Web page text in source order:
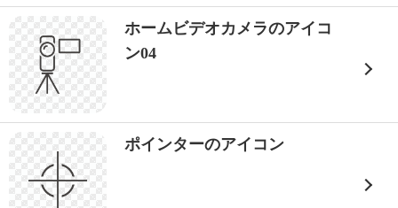
ホームビデオカメラのアイコ
ン04
ポインターのアイコン